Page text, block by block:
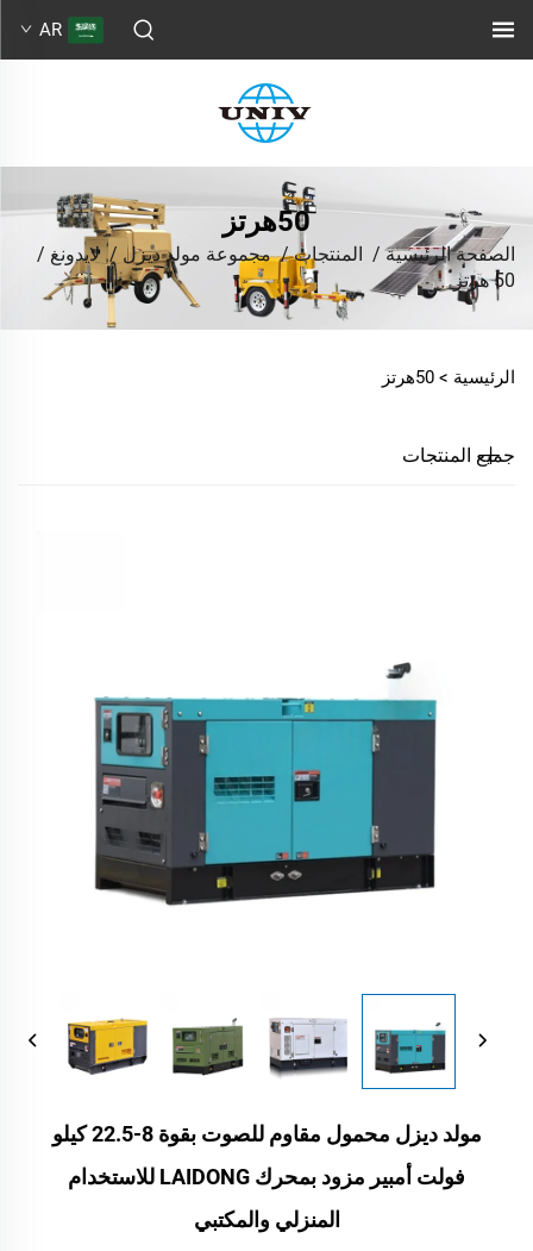
AR
50هرتز
الصفحة الرئيسية/ المنتجات/مجموعة مولد ديزل /لايدونغ /
50 هرتز
الرئيسية > 50هرتز
جميع المنتجات
مولد ديزل محمول مقاوم للصوت بقوة 8-22.5 كيلو
فولت أمبير مزود بمحرك LAIDONG للاستخدام
المنزلي والمكتبي